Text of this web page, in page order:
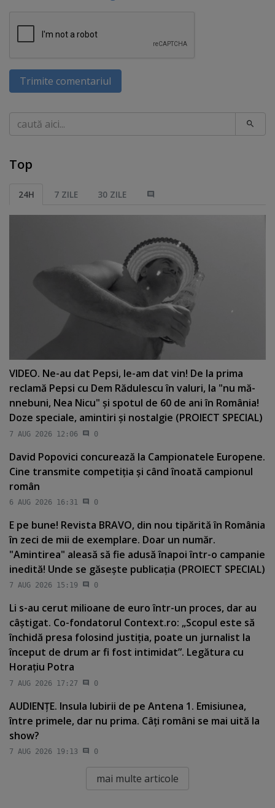
Trimite comentariul
Caută
Top
24H 7 ZILE 30 ZILE
VIDEO. Ne-au dat Pepsi, le-am dat vin! De la prima
reclamă Pepsi cu Dem Rădulescu în valuri, la "nu mă-
nnebuni, Nea Nicu" şi spotul de 60 de ani în România!
Doze speciale, amintiri şi nostalgie (PROIECT SPECIAL)
7 AUG 2026 12:06 0
David Popovici concurează la Campionatele Europene.
Cine transmite competiţia şi când înoată campionul
român
6 AUG 2026 16:31 0
E pe bune! Revista BRAVO, din nou tipărită în România
în zeci de mii de exemplare. Doar un număr.
"Amintirea" aleasă să fie adusă înapoi într-o campanie
inedită! Unde se găseşte publicaţia (PROIECT SPECIAL)
7 AUG 2026 15:19 0
Li s-au cerut milioane de euro într-un proces, dar au
câştigat. Co-fondatorul Context.ro: „Scopul este să
închidă presa folosind justiţia, poate un jurnalist la
început de drum ar fi fost intimidat”. Legătura cu
Horaţiu Potra
7 AUG 2026 17:27 0
AUDIENŢE. Insula Iubirii de pe Antena 1. Emisiunea,
între primele, dar nu prima. Câţi români se mai uită la
show?
7 AUG 2026 19:13 0
mai multe articole